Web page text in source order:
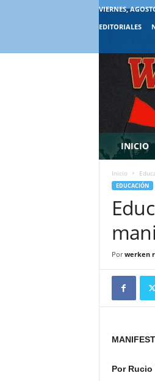
VIERNES,
EDITORIALES
INICIO
Inicio
EDUCACIÓN
Por werken
Por Rucio